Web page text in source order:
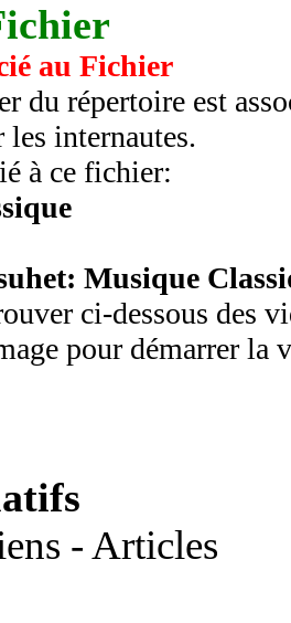
au Fichier
du répertoire est
internautes.
à ce fichier:
Musique
ci-dessous des
pour démarrer la
- Articles